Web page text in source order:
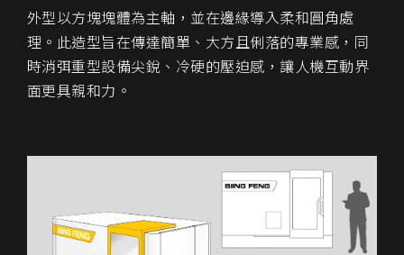
外型以方塊塊體為主軸，並在邊緣導入柔和圓角處
理。此造型旨在傳達簡單、大方且俐落的專業感，同
時消弭重型設備尖銳、冷硬的壓迫感，讓人機互動界
面更具親和力。